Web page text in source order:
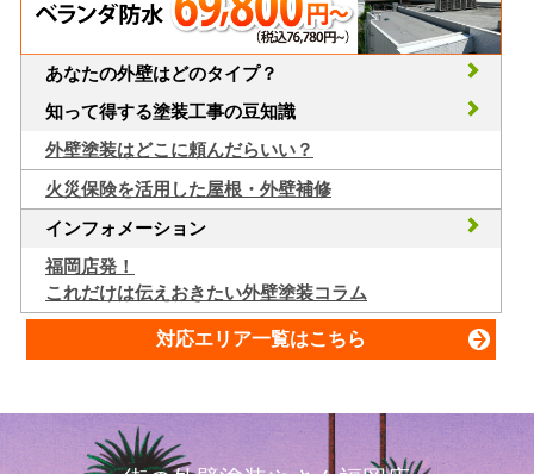
あなたの外壁はどのタイプ？
知って得する塗装工事の豆知識
外壁塗装はどこに頼んだらいい？
火災保険を活用した屋根・外壁補修
インフォメーション
福岡店発！
これだけは伝えおきたい外壁塗装コラム
対応エリア一覧はこちら